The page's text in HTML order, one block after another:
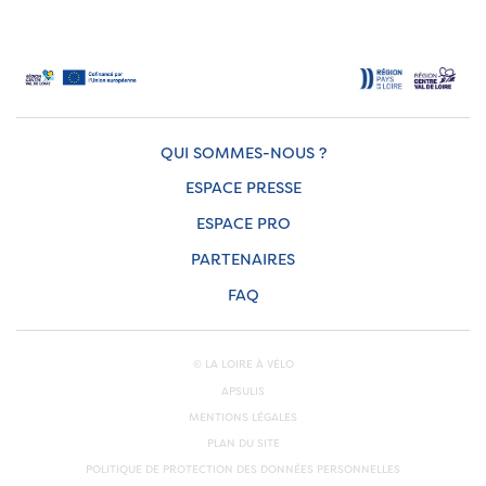
QUI SOMMES-NOUS ?
ESPACE PRESSE
ESPACE PRO
PARTENAIRES
FAQ
© LA LOIRE À VÉLO
APSULIS
MENTIONS LÉGALES
PLAN DU SITE
POLITIQUE DE PROTECTION DES DONNÉES PERSONNELLES